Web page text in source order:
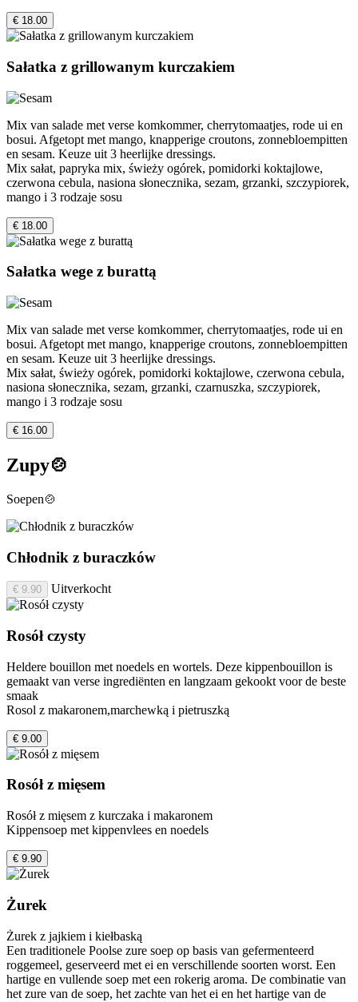
€ 18.00
Sałatka z grillowanym kurczakiem
Mix van salade met verse komkommer, cherrytomaatjes, rode ui en
bosui. Afgetopt met mango, knapperige croutons, zonnebloempitten
en sesam. Keuze uit 3 heerlijke dressings.
Mix sałat, papryka mix, świeży ogórek, pomidorki koktajlowe,
czerwona cebula, nasiona słonecznika, sezam, grzanki, szczypiorek,
mango i 3 rodzaje sosu
€ 18.00
Sałatka wege z burattą
Mix van salade met verse komkommer, cherrytomaatjes, rode ui en
bosui. Afgetopt met mango, knapperige croutons, zonnebloempitten
en sesam. Keuze uit 3 heerlijke dressings.
Mix sałat, świeży ogórek, pomidorki koktajlowe, czerwona cebula,
nasiona słonecznika, sezam, grzanki, czarnuszka, szczypiorek,
mango i 3 rodzaje sosu
€ 16.00
Zupy🍲
Soepen🍲
Chłodnik z buraczków
€ 9.90 Uitverkocht
Rosół czysty
Heldere bouillon met noedels en wortels. Deze kippenbouillon is
gemaakt van verse ingrediënten en langzaam gekookt voor de beste
smaak
Rosol z makaronem,marchewką i pietruszką
€ 9.00
Rosół z mięsem
Rosół z mięsem z kurczaka i makaronem
Kippensoep met kippenvlees en noedels
€ 9.90
Żurek
Żurek z jajkiem i kiełbaską
Een traditionele Poolse zure soep op basis van gefermenteerd
roggemeel, geserveerd met ei en verschillende soorten worst. Een
hartige en vullende soep met een rokerig aroma. De combinatie van
het zure van de soep, het zachte van het ei en het hartige van de